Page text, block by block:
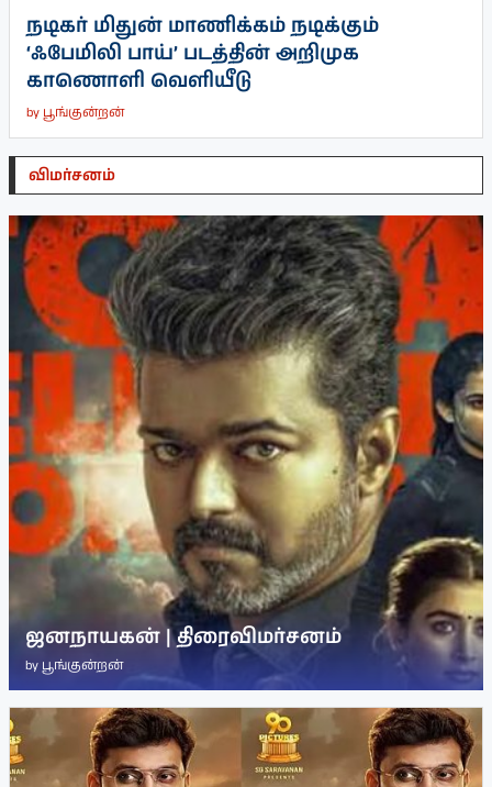
நடிகர் மிதுன் மாணிக்கம் நடிக்கும்
‘ஃபேமிலி பாய்’ படத்தின் அறிமுக
காணொளி வெளியீடு
by பூங்குன்றன்
விமர்சனம்
ஜனநாயகன் | திரைவிமர்சனம்
by பூங்குன்றன்